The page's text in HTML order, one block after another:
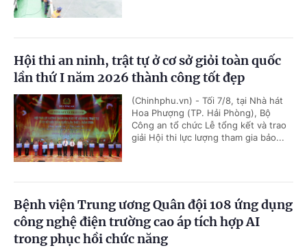
Hội thi an ninh, trật tự ở cơ sở giỏi toàn quốc
lần thứ I năm 2026 thành công tốt đẹp
(Chinhphu.vn) - Tối 7/8, tại Nhà hát
Hoa Phượng (TP. Hải Phòng), Bộ
Công an tổ chức Lễ tổng kết và trao
giải Hội thi lực lượng tham gia bảo...
Bệnh viện Trung ương Quân đội 108 ứng dụng
công nghệ điện trường cao áp tích hợp AI
trong phục hồi chức năng